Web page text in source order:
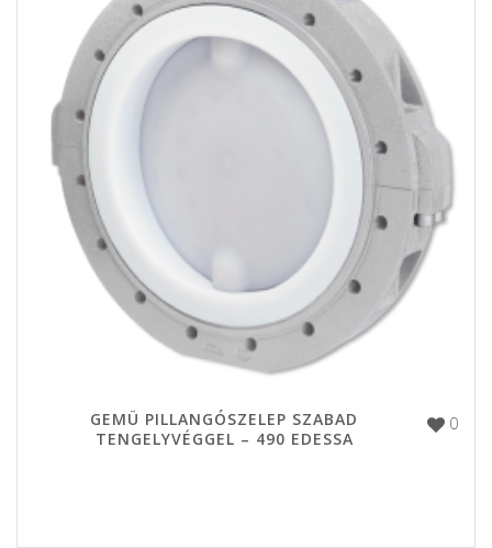
0
GEMÜ PILLANGÓSZELEP SZABAD
TENGELYVÉGGEL – 490 EDESSA